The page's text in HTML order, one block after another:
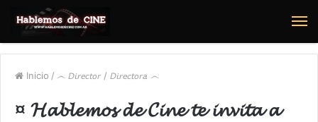
Inicio / ෴ 𝘋𝘪𝘳𝘦𝘤𝘵𝘰𝘳 / 𝘋𝘪𝘳𝘦𝘤𝘵𝘰𝘳𝘢 ෴
¤ 𝓗𝓪𝓫𝓵𝓮𝓶𝓸𝓼 𝓭𝓮 𝓒𝓲𝓷𝓮 𝓽𝓮 𝓲𝓷𝓿𝓲𝓽𝓪 𝓪